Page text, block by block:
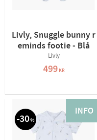
Livly, Snuggle bunny r
eminds footie - Blå
Livly
499KR
30%
INFO